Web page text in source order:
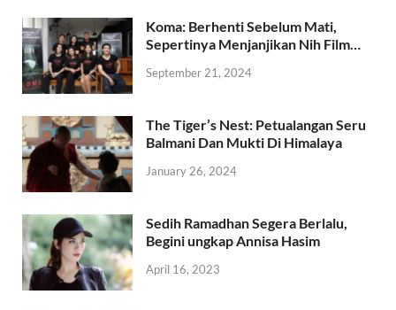
Koma: Berhenti Sebelum Mati,
Sepertinya Menjanjikan Nih Film…
September 21, 2024
The Tiger’s Nest: Petualangan Seru
Balmani Dan Mukti Di Himalaya
January 26, 2024
Sedih Ramadhan Segera Berlalu,
Begini ungkap Annisa Hasim
April 16, 2023